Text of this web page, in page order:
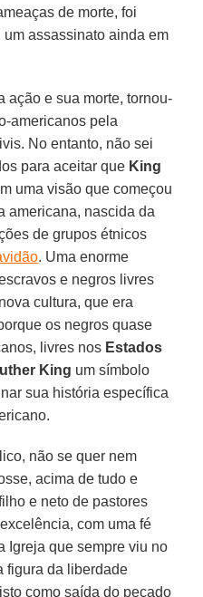
de morte, foi
um assassinato ainda em
ação e sua morte, tornou-
americanos pela
No entanto, não sei
para aceitar que King
uma visão que começou
americana, nascida da
de grupos étnicos
. Uma enorme
e negros livres
cultura, que era
os negros quase
livres nos Estados
King um símbolo
sua história específica
não se quer nem
acima de tudo e
e neto de pastores
com uma fé
Igreja que sempre viu no
figura da liberdade
como saída do pecado